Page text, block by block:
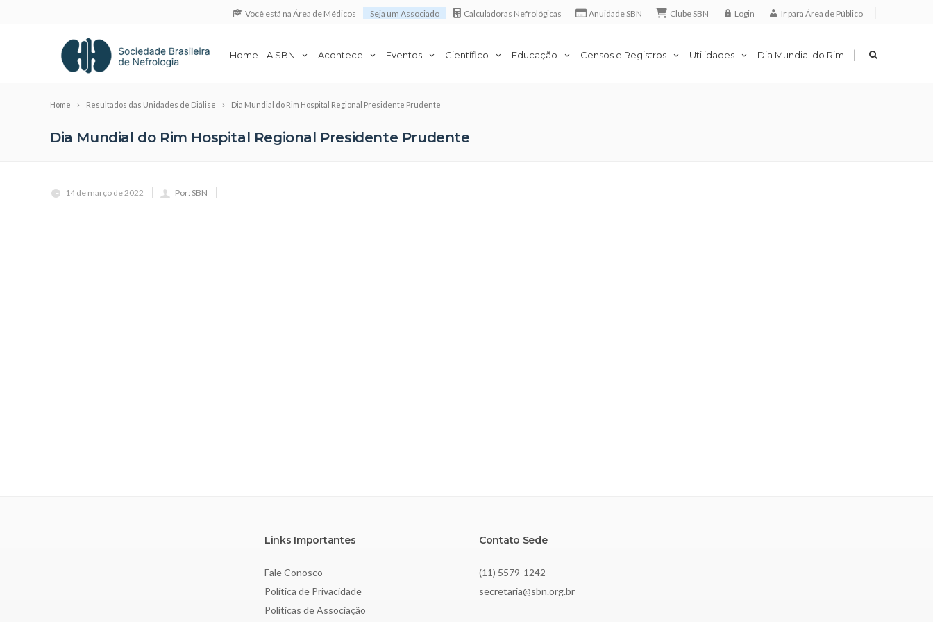
Você está na Área de Médicos Seja um Associado Calculadoras Nefrológicas Anuidade SBN Clube SBN Login Ir para Área de Público
Home A SBN Acontece Eventos Científico Educação Censos e Registros Utilidades Dia Mundial do Rim |
Home Resultados das Unidades de Diálise Dia Mundial do Rim Hospital Regional Presidente Prudente
Dia Mundial do Rim Hospital Regional Presidente Prudente
14 de março de 2022 Por: SBN
Links Importantes
Fale Conosco
Política de Privacidade
Políticas de Associação
Contato Sede
(11) 5579-1242
secretaria@sbn.org.br